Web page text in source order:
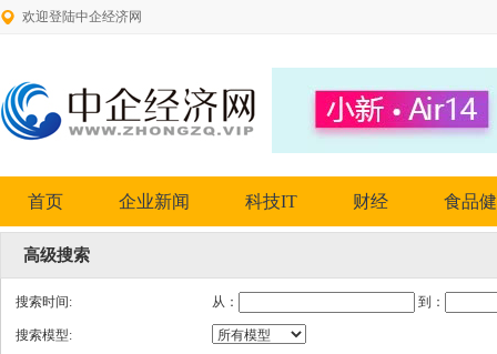
欢迎登陆中企经济网
首页 企业新闻 科技IT 财经 食品
高级搜索
搜索时间: 从： 到：
搜索模型: